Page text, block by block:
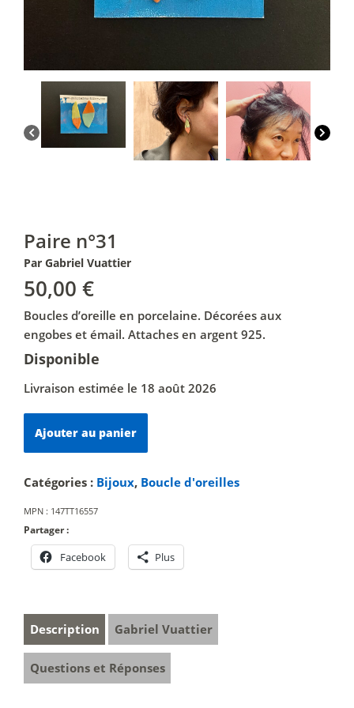
Paire n°31
Par Gabriel Vuattier
50,00 €
Boucles d’oreille en porcelaine. Décorées aux
engobes et émail. Attaches en argent 925.
Disponible
Livraison estimée le 18 août 2026
de
n°31
Ajouter au panier
Catégories : Bijoux, Boucle d'oreilles
MPN : 147TT16557
Partager :
Facebook Plus
Description Gabriel Vuattier
Questions et Réponses